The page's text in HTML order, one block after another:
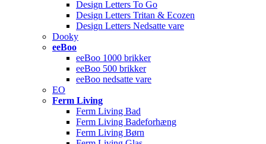
Design Letters To Go
Design Letters Tritan & Ecozen
Design Letters Nedsatte vare
Dooky
eeBoo
eeBoo 1000 brikker
eeBoo 500 brikker
eeBoo nedsatte vare
EO
Ferm Living
Ferm Living Bad
Ferm Living Badeforhæng
Ferm Living Børn